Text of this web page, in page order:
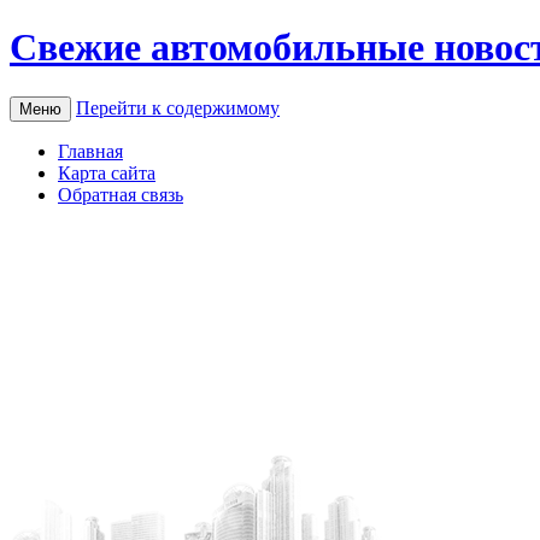
Свежие автомобильные
Меню Перейти к содержимому
Главная
Карта сайта
Обратная связь